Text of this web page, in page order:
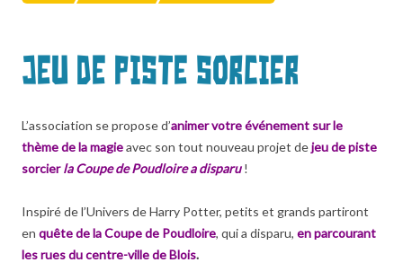
Jeu de piste sorcier
L’association se propose d’animer votre événement sur le
thème de la magieavec son tout nouveau projet dejeu de piste
sorcierla Coupe de Poudloire a disparu!
Inspiré de l’Univers de Harry Potter, petits et grands partiront
en quête de la Coupe de Poudloire, qui a disparu, en parcourant
les rues du centre-ville de Blois.